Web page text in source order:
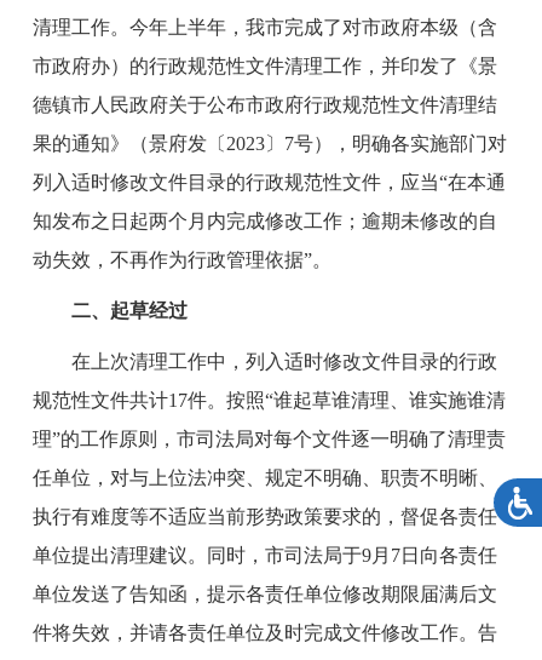
清理工作。今年上半年，我市完成了对市政府本级（含
市政府办）的行政规范性文件清理工作，并印发了《景
德镇市人民政府关于公布市政府行政规范性文件清理结
果的通知》（景府发〔2023〕7号），明确各实施部门对
列入适时修改文件目录的行政规范性文件，应当“在本通
知发布之日起两个月内完成修改工作；逾期未修改的自
动失效，不再作为行政管理依据”。
二、 起草经过
在上次清理工作中，列入适时修改文件目录的行政
规范性文件共计17件。按照“谁起草谁清理、谁实施谁清
理”的工作原则，市司法局对每个文件逐一明确了清理责
任单位，对与上位法冲突、规定不明确、职责不明晰、
执行有难度等不适应当前形势政策要求的，督促各责任
单位提出清理建议。同时，市司法局于9月7日向各责任
单位发送了告知函，提示各责任单位修改期限届满后文
件将失效，并请各责任单位及时完成文件修改工作。告